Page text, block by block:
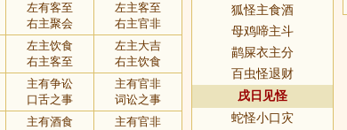
左有客至
右主聚会
左主客至
右主官非
左主饮食
右主客至
左主大吉
右主饮食
主有争讼
口舌之事
主有官非
词讼之事
主有酒食
主有官非
狐怪主食酒
母鸡啼主斗
鹋屎衣主分
百虫怪退财
戌日见怪
蛇怪小口灾